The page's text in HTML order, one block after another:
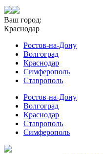
Ваш город:
Краснодар
Ростов-на-Дону
Волгоград
Краснодар
Симферополь
Ставрополь
Ростов-на-Дону
Волгоград
Краснодар
Ставрополь
Симферополь